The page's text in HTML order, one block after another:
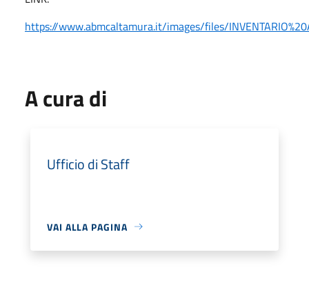
https://www.abmcaltamura.it/images/files/
A cura di
Ufficio di Staff
VAI ALLA PAGINA